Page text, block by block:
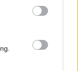
including but
You may click to
party tags to